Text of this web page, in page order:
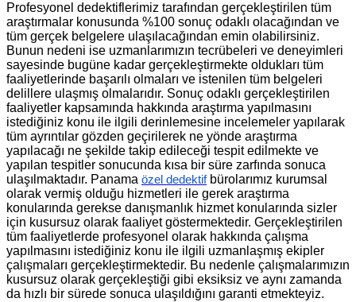
Profesyonel dedektiflerimiz tarafından gerçekleştirilen tüm
araştırmalar konusunda %100 sonuç odaklı olacağından ve
tüm gerçek belgelere ulaşılacağından emin olabilirsiniz.
Bunun nedeni ise uzmanlarımızın tecrübeleri ve deneyimleri
sayesinde bugüne kadar gerçekleştirmekte oldukları tüm
faaliyetlerinde başarılı olmaları ve istenilen tüm belgeleri
delillere ulaşmış olmalarıdır. Sonuç odaklı gerçekleştirilen
faaliyetler kapsamında hakkında araştırma yapılmasını
istediğiniz konu ile ilgili derinlemesine incelemeler yapılarak
tüm ayrıntılar gözden geçirilerek ne yönde araştırma
yapılacağı ne şekilde takip edileceği tespit edilmekte ve
yapılan tespitler sonucunda kısa bir süre zarfında sonuca
ulaşılmaktadır. Panama özel dedektifbürolarımız kurumsal
olarak vermiş olduğu hizmetleri ile gerek araştırma
konularında gerekse danışmanlık hizmet konularında sizler
için kusursuz olarak faaliyet göstermektedir. Gerçekleştirilen
tüm faaliyetlerde profesyonel olarak hakkında çalışma
yapılmasını istediğiniz konu ile ilgili uzmanlaşmış ekipler
çalışmaları gerçekleştirmektedir. Bu nedenle çalışmalarımızın
kusursuz olarak gerçekleştiği gibi eksiksiz ve aynı zamanda
da hızlı bir sürede sonuca ulaşıldığını garanti etmekteyiz.